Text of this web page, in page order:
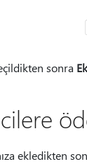
sonra
ekledikten